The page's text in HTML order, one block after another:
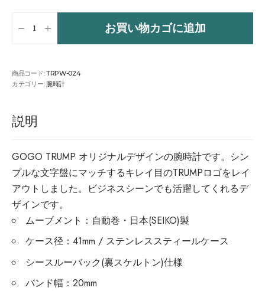
お買い物カゴに追加
商品コード:TRPW-024
カテゴリー: 腕時計
説明
GOGO TRUMP オリジナルデザインの腕時計です。シン
プルな文字盤にマッチするキレイ目のTRUMPロゴをレイ
アウトしました。ビジネスシーンでも活躍してくれるデ
ザインです。
ムーブメント：自動巻・日本(SEIKO)製
ケース径：41mm / ステンレススティールケース
シースルーバック(裏スケルトン)仕様
バンド幅：20mm